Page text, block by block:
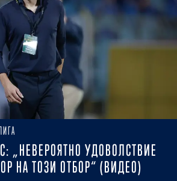
„НЕВЕРОЯТНО УДОВОЛСТВИЕ
НА ТОЗИ ОТБОР“ (ВИДЕО)